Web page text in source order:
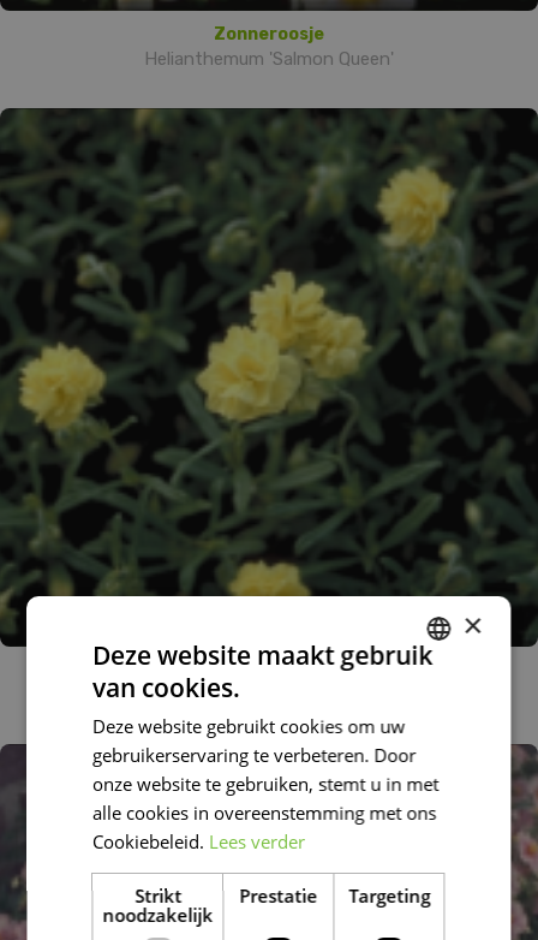
Zonneroosje
Helianthemum 'Salmon Queen'
Zonneroosje
Helianthemum 'Sulphureum Plenum'
×
Deze website maakt gebruik
van cookies.
Deze website gebruikt cookies om uw
gebruikerservaring te verbeteren. Door
onze website te gebruiken, stemt u in met
alle cookies in overeenstemming met ons
Cookiebeleid. Lees verder
Strikt
noodzakelijk
Prestatie Targeting